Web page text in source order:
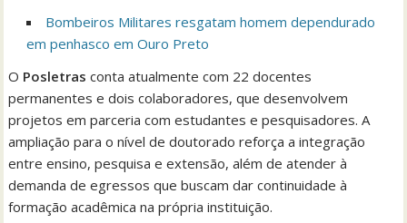
Bombeiros Militares resgatam homem dependurado
em penhasco em Ouro Preto
O Posletras conta atualmente com 22 docentes
permanentes e dois colaboradores, que desenvolvem
projetos em parceria com estudantes e pesquisadores. A
ampliação para o nível de doutorado reforça a integração
entre ensino, pesquisa e extensão, além de atender à
demanda de egressos que buscam dar continuidade à
formação acadêmica na própria instituição.